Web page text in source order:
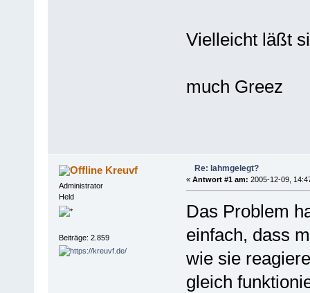
Vielleicht läßt
much Greez
Kreuvf
Administrator
Held
Beiträge: 2.859
Re: lahmgelegt?
« Antwort #1 am: 2005-12-09,
Das Problem
einfach, dass
wie sie
gleich